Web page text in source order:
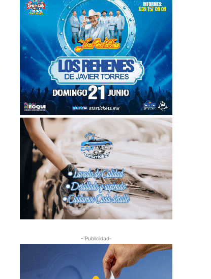
- Publicidad-